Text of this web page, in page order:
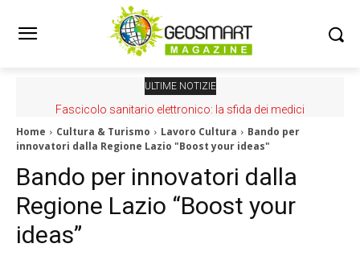
ULTIME NOTIZIE
Fascicolo sanitario elettronico: la sfida dei medici
Home Cultura & Turismo Lavoro Cultura
Bando per
innovatori dalla Regione Lazio "Boost your ideas"
Bando per innovatori dalla
Regione Lazio “Boost your
ideas”